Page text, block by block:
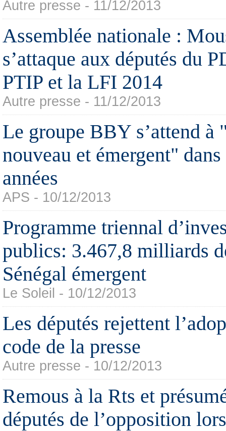
Autre presse - 11/12/2013
Assemblée nationale :
s’attaque aux députés du
PTIP et la LFI 2014
Autre presse - 11/12/2013
Le groupe BBY s’attend à
nouveau et émergent"
années
APS - 10/12/2013
Programme triennal
publics: 3.467,8 milliards
Sénégal émergent
Le Soleil - 10/12/2013
Les députés rejettent
code de la presse
Autre presse - 10/12/2013
Remous à la Rts et
députés de l’opposition